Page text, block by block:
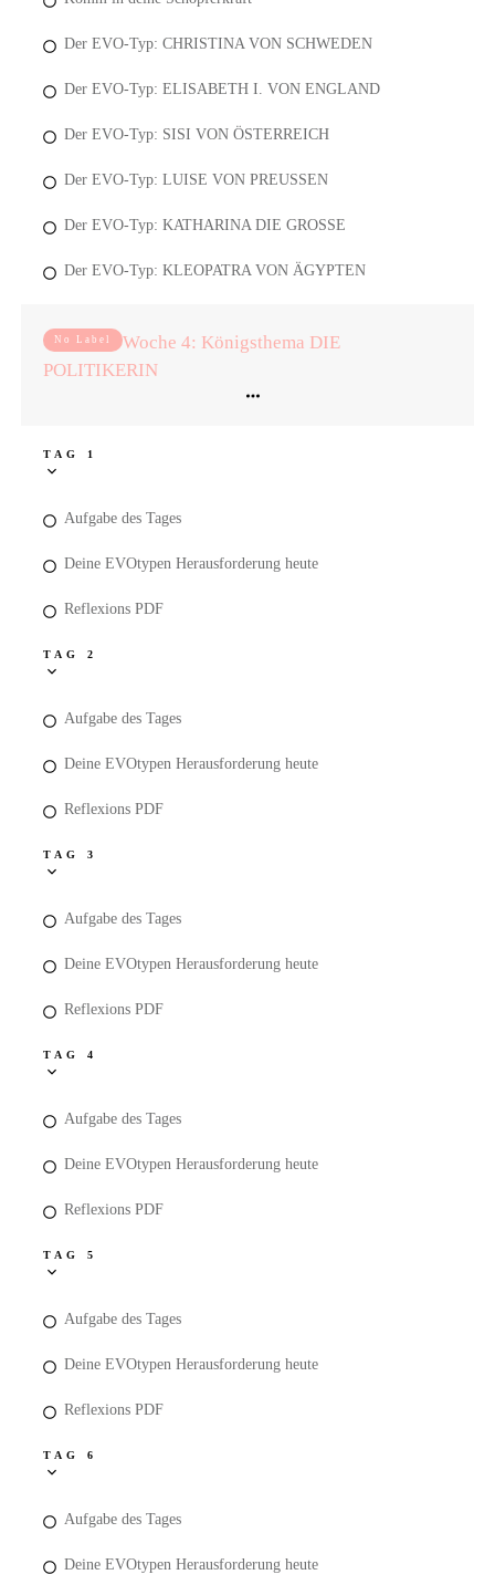
Der EVO-Typ: CHRISTINA VON SCHWEDEN
Der EVO-Typ: ELISABETH I. VON ENGLAND
Der EVO-Typ: SISI VON ÖSTERREICH
Der EVO-Typ: LUISE VON PREUSSEN
Der EVO-Typ: KATHARINA DIE GROSSE
Der EVO-Typ: KLEOPATRA VON ÄGYPTEN
No Label
Woche 4: Königsthema DIE
POLITIKERIN
TAG 1
Aufgabe des Tages
Deine EVOtypen Herausforderung heute
Reflexions PDF
TAG 2
Aufgabe des Tages
Deine EVOtypen Herausforderung heute
Reflexions PDF
TAG 3
Aufgabe des Tages
Deine EVOtypen Herausforderung heute
Reflexions PDF
TAG 4
Aufgabe des Tages
Deine EVOtypen Herausforderung heute
Reflexions PDF
TAG 5
Aufgabe des Tages
Deine EVOtypen Herausforderung heute
Reflexions PDF
TAG 6
Aufgabe des Tages
Deine EVOtypen Herausforderung heute